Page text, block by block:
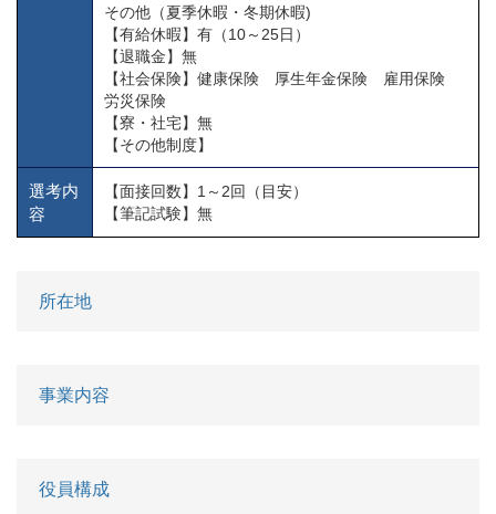
その他（夏季休暇・冬期休暇)
【有給休暇】有（10～25日）
【退職金】無
【社会保険】健康保険 厚生年金保険 雇用保険
労災保険
【寮・社宅】無
【その他制度】
選考内
容
【面接回数】1～2回（目安）
【筆記試験】無
所在地
事業内容
役員構成